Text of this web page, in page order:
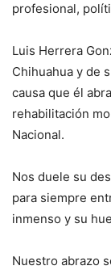
profesional,
Luis Herrera
Chihuahua y de
causa que él
rehabilitación
Nacional.
Nos duele su
para siempre
inmenso y su
Nuestro abrazo